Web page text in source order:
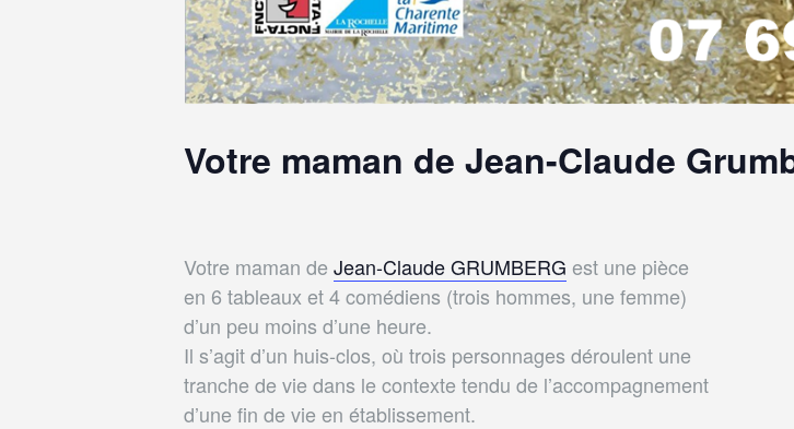
Votre maman de Jean-Claude
Votre maman de Jean-Claude GRUMBERG est une pièce
en 6 tableaux et 4 comédiens (trois hommes, une femme)
d’un peu moins d’une heure.
Il s’agit d’un huis-clos, où trois personnages déroulent une
tranche de vie dans le contexte tendu de l’accompagnement
d’une fin de vie en établissement.